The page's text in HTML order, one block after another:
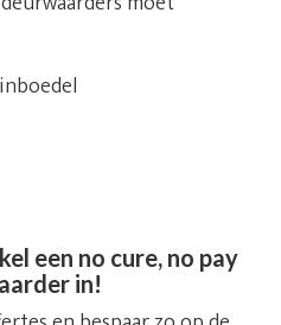
een no cure, no pay
in!